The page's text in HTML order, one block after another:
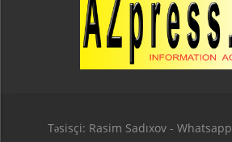
Təsisçi: Rasim Sadıxov -